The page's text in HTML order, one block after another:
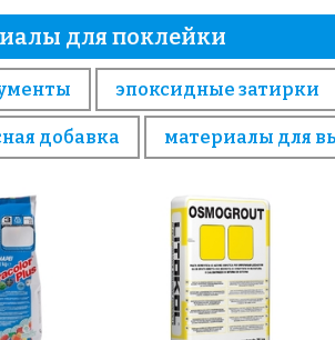
для поклейки
эпоксидные затирки
добавка материалы для